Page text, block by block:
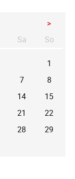
>
Sa mstagSo
1
7
8
14
15
21
22
28
29